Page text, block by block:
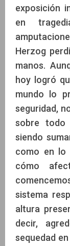
exposición
en
Herzog
manos.
hoy logró
mundo lo
seguridad,
sobre todo
siendo
como en lo
cómo
sistema
altura
decir,
sequedad